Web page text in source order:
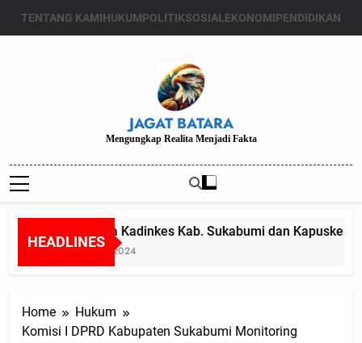
TENTANG KAMIHUKUMPOLITIKSOSIALEKONOMIPENDIDIKAN
JAGAT BATARA
Mengungkap Realita Menjadi Fakta
HEADLINES
Diduga Kadinkes Kab. Sukabumi dan
Juli 24, 2024
Home
Hukum
Komisi I DPRD Kabupaten Sukabumi Monitoring